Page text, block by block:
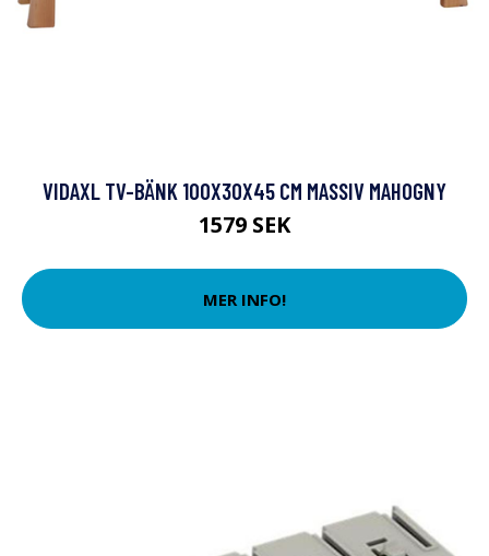
VIDAXL TV-BÄNK 100X30X45 CM MASSIV MAHOGNY
1579 SEK
MER INFO!